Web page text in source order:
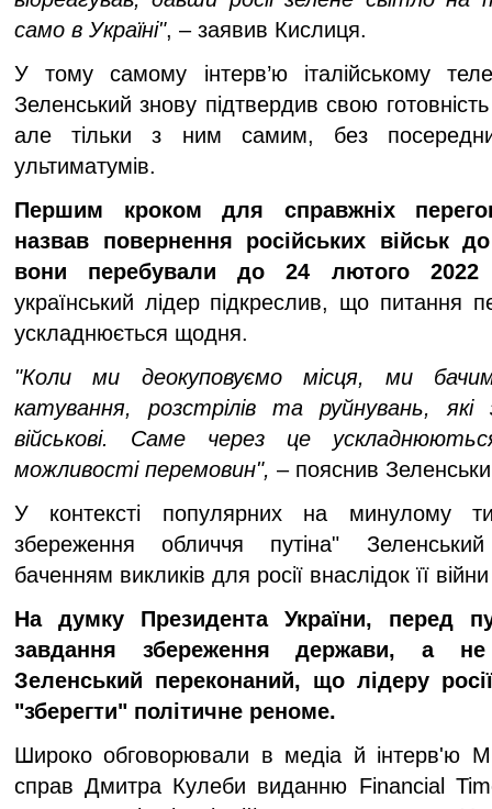
само в Україні", – заявив Кислиця.
У тому самому інтерв’ю італійському
Зеленський знову підтвердив свою
але тільки з ним самим, без
ультиматумів.
Першим кроком для справжніх
назвав повернення російських військ
вони перебували до 24 лютого 2022
український лідер підкреслив, що питання
ускладнюється щодня.
"Коли ми деокуповуємо місця, ми
катування, розстрілів та руйнувань, які
військові. Саме через це
можливості перемовин", – пояснив
У контексті популярних на минулому
збереження обличчя путіна"
баченням викликів для росії внаслідок її
На думку Президента України, перед
завдання збереження держави, а
Зеленський переконаний, що лідеру
"зберегти" політичне реноме.
Широко обговорювали в медіа й інтерв'ю
справ Дмитра Кулеби виданню Financial